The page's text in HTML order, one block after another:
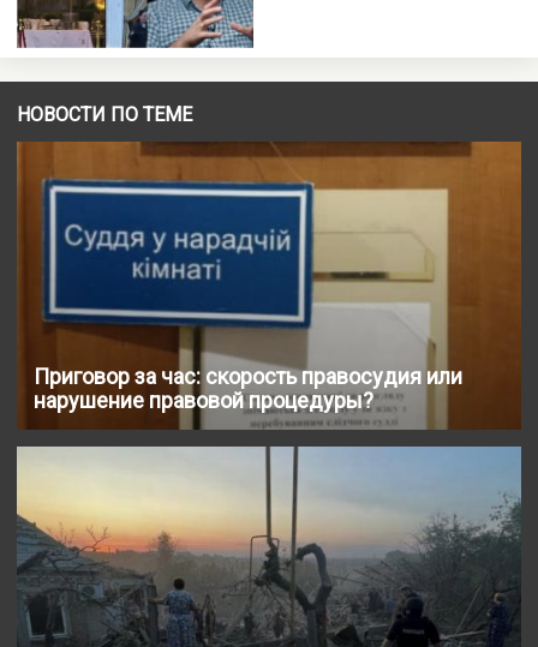
НОВОСТИ ПО ТЕМЕ
Приговор за час: скорость правосудия или
нарушение правовой процедуры?